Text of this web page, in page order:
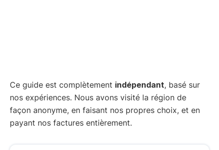
Ce guide est complètement indépendant, basé sur
nos expériences. Nous avons visité la région de
façon anonyme, en faisant nos propres choix, et en
payant nos factures entièrement.